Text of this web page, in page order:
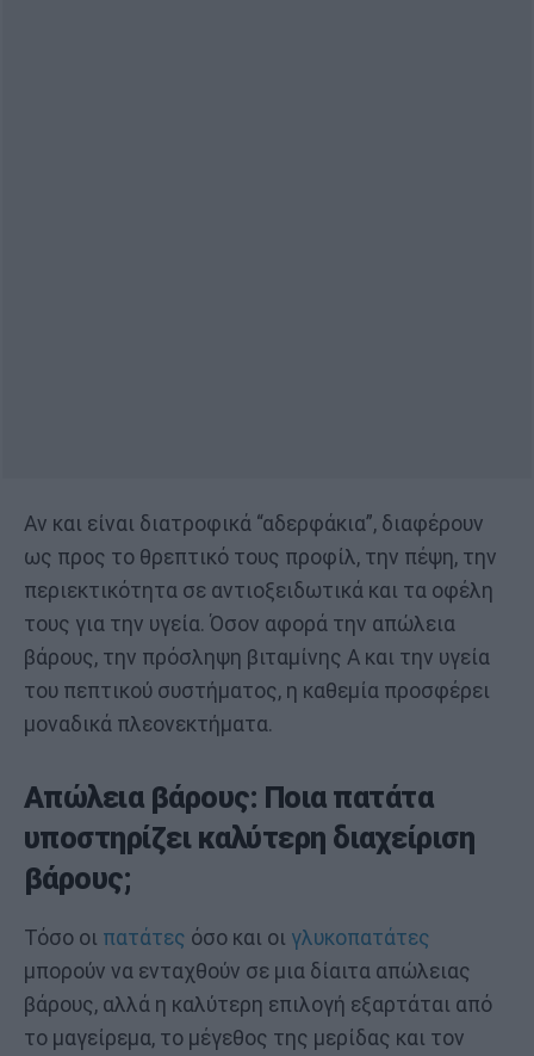
Αν και είναι διατροφικά “αδερφάκια”, διαφέρουν
ως προς το θρεπτικό τους προφίλ, την πέψη, την
περιεκτικότητα σε αντιοξειδωτικά και τα οφέλη
τους για την υγεία. Όσον αφορά την απώλεια
βάρους, την πρόσληψη βιταμίνης Α και την υγεία
του πεπτικού συστήματος, η καθεμία προσφέρει
μοναδικά πλεονεκτήματα.
Απώλεια βάρους: Ποια πατάτα
υποστηρίζει καλύτερη διαχείριση
βάρους;
Τόσο οι πατάτες όσο και οι γλυκοπατάτες
μπορούν να ενταχθούν σε μια δίαιτα απώλειας
βάρους, αλλά η καλύτερη επιλογή εξαρτάται από
το μαγείρεμα, το μέγεθος της μερίδας και τον